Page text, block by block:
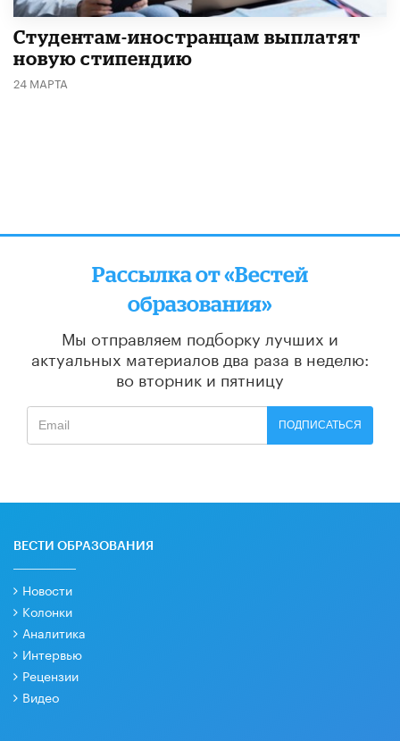
Студентам-иностранцам выплатят
новую стипендию
24 МАРТА
Рассылка от «Вестей
образования»
Мы отправляем подборку лучших и
актуальных материалов два раза в неделю:
во вторник и пятницу
ПОДПИСАТЬСЯ
ВЕСТИ ОБРАЗОВАНИЯ
Новости
Колонки
Аналитика
Интервью
Рецензии
Видео